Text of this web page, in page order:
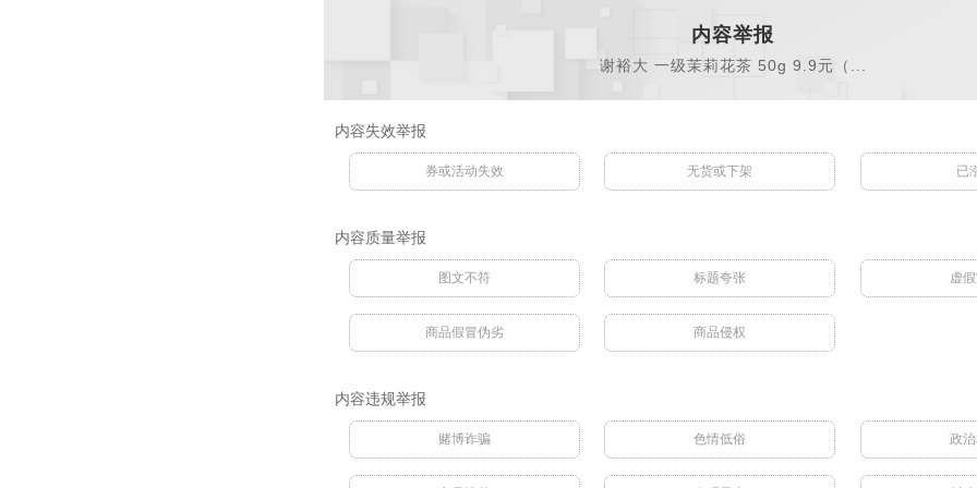
内容举报
谢裕大 一级茉莉花茶 50g 9.9元（...
内容失效举报
券或活动失效 无货或下架 已
内容质量举报
图文不符 标题夸张 虚
商品假冒伪劣 商品侵权
内容违规举报
赌博诈骗 色情低俗 政